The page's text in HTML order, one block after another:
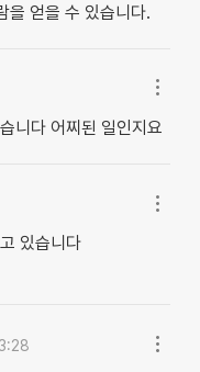
을 얻을 수 있습니다.
니다 어찌된 일인지요
있습니다